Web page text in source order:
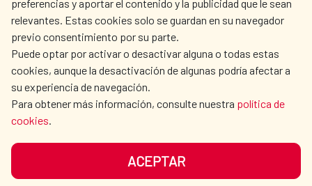
preferencias y aportar el contenido y la publicidad que le sean
relevantes. Estas cookies solo se guardan en su navegador
previo consentimiento por su parte.
Puede optar por activar o desactivar alguna o todas estas
cookies, aunque la desactivación de algunas podría afectar a
su experiencia de navegación.
Para obtener más información, consulte nuestra política de
cookies.
ACEPTAR
NUESTRAS REDES SOCIALES
PROTECCIÓN DE DATOS